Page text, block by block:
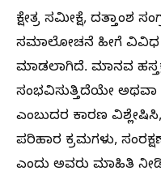
ಕ್ಷೇತ್ರ ಸಮೀಕ್ಷೆ, ದತ್ತಾಂಶ
ಸಮಾಲೋಚನೆ ಹೀಗೆ
ಮಾಡಲಾಗಿದೆ. ಮಾನವ
ಸಂಭವಿಸುತ್ತಿದೆಯೇ ಅಥವಾ
ಎಂಬುದರ ಕಾರಣ ವಿಶ್ಲೇಷಿಸಿ,
ಪರಿಹಾರ ಕ್ರಮಗಳು,
ಎಂದು ಅವರು ಮಾಹಿತಿ